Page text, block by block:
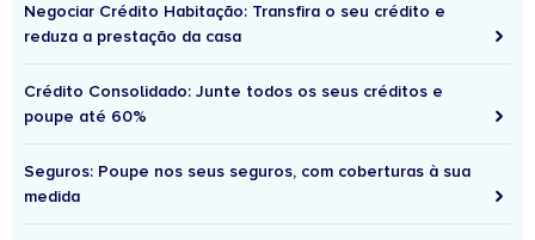
Negociar Crédito Habitação: Transfira o seu crédito e
reduza a prestação da casa
Crédito Consolidado: Junte todos os seus créditos e
poupe até 60%
Seguros: Poupe nos seus seguros, com coberturas à sua
medida